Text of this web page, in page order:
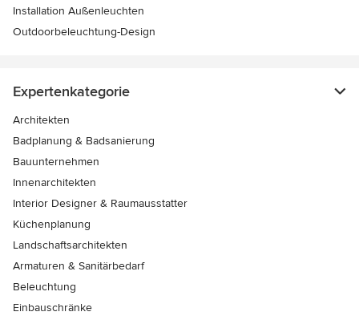
Installation Außenleuchten
Outdoorbeleuchtung-Design
Expertenkategorie
Architekten
Badplanung & Badsanierung
Bauunternehmen
Innenarchitekten
Interior Designer & Raumausstatter
Küchenplanung
Landschaftsarchitekten
Armaturen & Sanitärbedarf
Beleuchtung
Einbauschränke